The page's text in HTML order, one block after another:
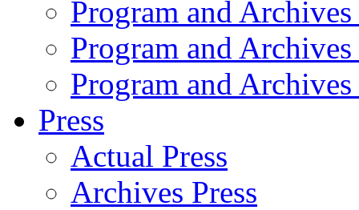
Program and
Program and
Program and
Press
Actual Press
Archives Press